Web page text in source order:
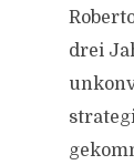
drei